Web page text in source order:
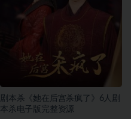
剧本杀《她在后宫杀疯了》6人剧
本杀电子版完整资源